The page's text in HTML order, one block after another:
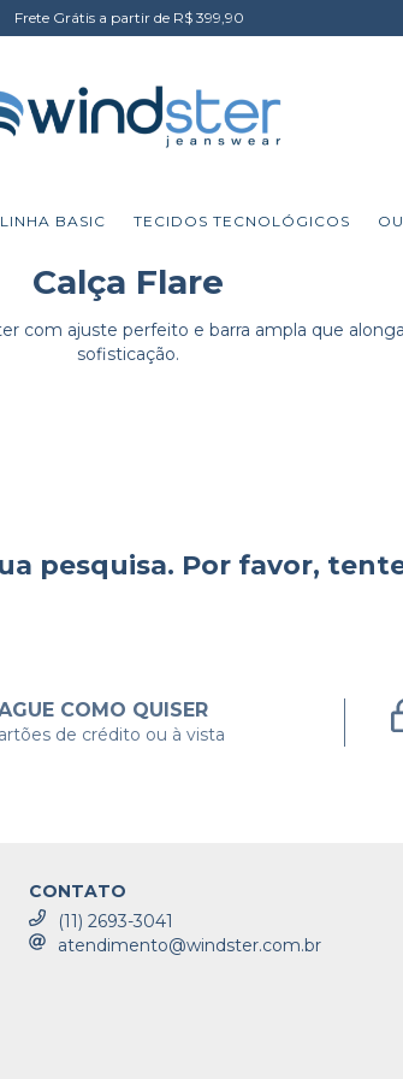
Frete Grátis a partir de R$ 399,90
LINHA BASIC TECIDOS TECNOLÓGICOS
Calça Flare
com ajuste perfeito e barra ampla que
sofisticação.
pesquisa. Por favor,
COMO QUISER
de crédito ou à vista
CONTATO
(11) 2693-3041
atendimento@windster.com.br